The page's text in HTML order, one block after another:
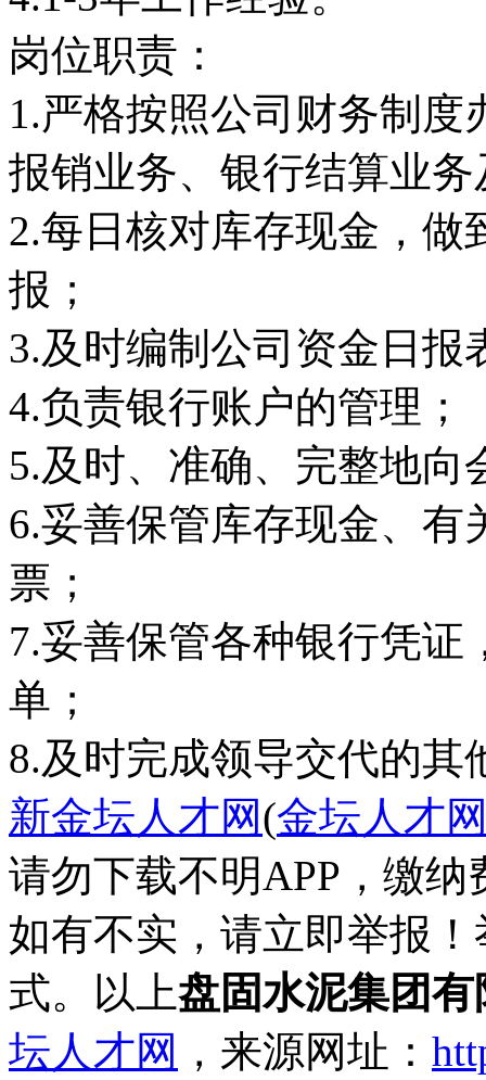
岗位职责：
1.严格按照公司财务制
报销业务、银行结算业
2.每日核对库存现金，
报；
3.及时编制公司资金日报
4.负责银行账户的管理；
5.及时、准确、完整地
6.妥善保管库存现金、有
票；
7.妥善保管各种银行凭
单；
8.及时完成领导交代的其
新金坛人才网(金坛人才
请勿下载不明APP，缴
如有不实，请立即举报
式。以上盘固水泥集团
坛人才网 ，来源网址：